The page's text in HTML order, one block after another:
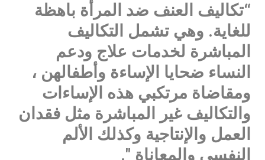
“تكاليف العنف ضد المرأة باهظة
للغاية. وهي تشمل التكاليف
المباشرة لخدمات علاج ودعم
النساء ضحايا الإساءة وأطفالهن ،
ومقاضاة مرتكبي هذه الإساءات
والتكاليف غير المباشرة مثل فقدان
العمل والإنتاجية وكذلك الألم
النفسي والمعاناة ".